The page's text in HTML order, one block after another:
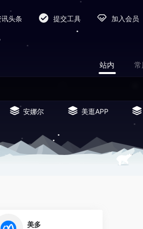
讯头条 提交工具 加入会员
站内 常
安娜尔 美逛APP
美多